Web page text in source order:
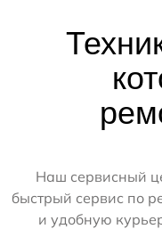
Наш сервисный
быстрый сервис по
и удобную